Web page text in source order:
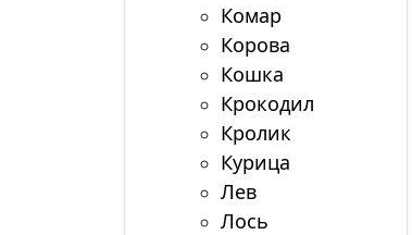
Комар
Корова
Кошка
Крокодил
Кролик
Курица
Лев
Лось